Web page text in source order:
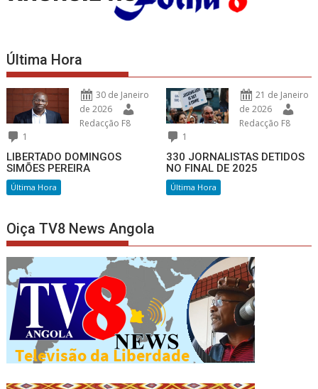
Última Hora
30 de Janeiro
de 2026
Redacção F8
1
LIBERTADO DOMINGOS
SIMÕES PEREIRA
Última Hora
21 de Janeiro
de 2026
Redacção F8
1
330 JORNALISTAS DETIDOS
NO FINAL DE 2025
Última Hora
Oiça TV8 News Angola